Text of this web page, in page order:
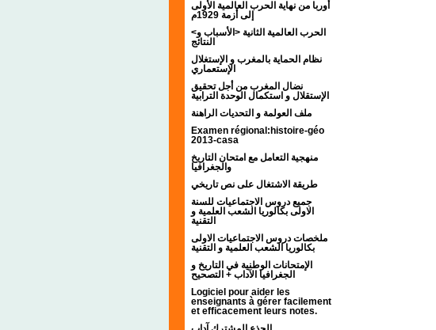
أوربا من نهاية الحرب العالمية الأولى
إلى أزمة 1929م
<الحرب العالمية الثانية <الأسباب و
النتائج
نظام الحماية بالمغرب و الإستغلال
الإستعماري
نضال المغرب من أجل تحقيق
الإستقلال و استكمال الوحدة الترابية
ملف العولمة و التحديات الراهنة
Examen régional:histoire-géo
2013-casa
منهجية التعامل مع امتحان التاريخ
والجغرافيا
طريقة الاشتغال على نص تاريخي
جميع دروس الاجتماعيات للسنة
الاولى بكالوريا الشعب العلمية و
التقنية
ملخصات دروس الاجتماعيات الاولى
بكالوريا الشعب العلمية و التقنية
الإمتحانات الوطنية في التاريخ و
الجغرافيا الآداب + التصحيح
Logiciel pour aider les
enseignants à gérer facilement
et efficacement leurs notes.